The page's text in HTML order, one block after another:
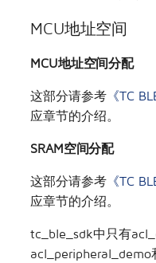
MCU地址空间
MCU地址空间分配
这部分请参考 《TC
应章节的介绍。
SRAM空间分配
这部分请参考 《TC
应章节的介绍。
tc_ble_sdk中只有
acl_peripheral_demo